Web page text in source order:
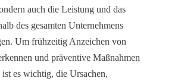
auch die Leistung und das
des gesamten Unternehmens
Um frühzeitig Anzeichen von
und präventive Maßnahmen
es wichtig, die Ursachen,